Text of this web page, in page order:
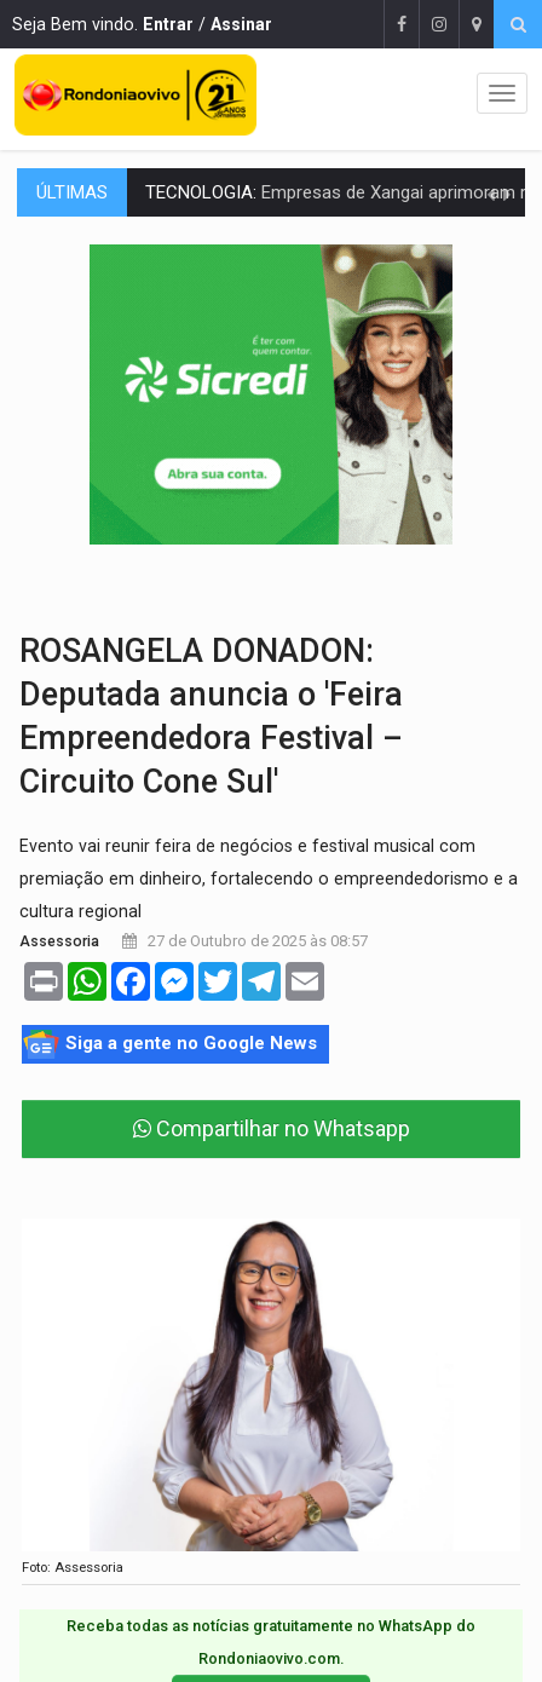
Seja Bem vindo. Entrar / Assinar
ÚLTIMAS PROTEGE A TERRA:China descobre como explodir asteroide com bomba
VÍDEO:Motociclista morre após bater na traseira de
Essa receita com frango virou o meu
EMPREENDEDORISMO: 7 negócios que podem começar com pouco dinheiro e
GIGANTE DA AMÉRICA: Brasil reúne dimensão continental e posição
10 dicas importantes para quem quer
VARCENA:Cientistas descobrem nova espécie de rã em florestas
BARGANHA: Vai comprar celular usado? Veja como consultar o
ROSANGELA DONADON:
Deputada anuncia o 'Feira
Empreendedora Festival –
Circuito Cone Sul'
Evento vai reunir feira de negócios e festival musical com
premiação em dinheiro, fortalecendo o empreendedorismo e a
cultura regional
Assessoria 27 de Outubro de 2025 às 08:57
Print WhatsAppFacebookMessenger
TwitterTelegram
Siga a gente no Google News
Compartilhar no Whatsapp
Foto: Assessoria
Receba todas as notícias gratuitamente no WhatsApp do
Rondoniaovivo.com.​